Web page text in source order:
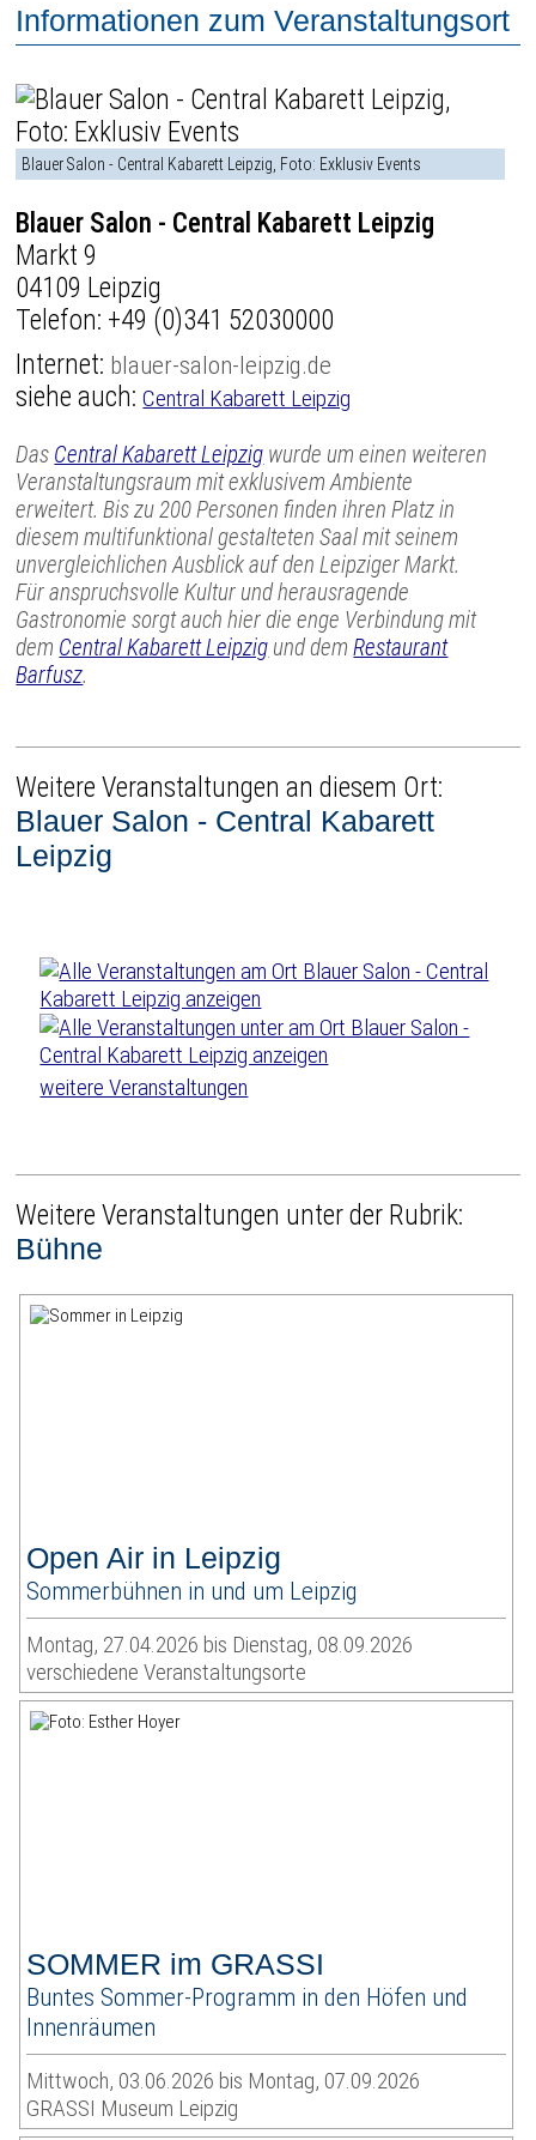
Informationen zum Veranstaltungsort
Blauer Salon - Central Kabarett Leipzig, Foto: Exklusiv Events
Blauer Salon - Central Kabarett Leipzig
Markt 9
04109 Leipzig
Telefon: +49 (0)341 52030000
Internet: blauer-salon-leipzig.de
siehe auch:Central Kabarett Leipzig
Das Central Kabarett Leipzig wurde um einen weiteren
Veranstaltungsraum mit exklusivem Ambiente
erweitert. Bis zu 200 Personen finden ihren Platz in
diesem multifunktional gestalteten Saal mit seinem
unvergleichlichen Ausblick auf den Leipziger Markt.
Für anspruchsvolle Kultur und herausragende
Gastronomie sorgt auch hier die enge Verbindung mit
dem Central Kabarett Leipzig und demRestaurant
Barfusz.
Weitere Veranstaltungen an diesem Ort:
Blauer Salon - Central Kabarett
Leipzig
weitere Veranstaltungen
Weitere Veranstaltungen unter der Rubrik:
Bühne
Open Air in Leipzig
Sommerbühnen in und um Leipzig
Montag, 27.04.2026 bis Dienstag, 08.09.2026
verschiedene Veranstaltungsorte
SOMMER im GRASSI
Buntes Sommer-Programm in den Höfen und
Innenräumen
Mittwoch, 03.06.2026 bis Montag, 07.09.2026
GRASSI Museum Leipzig